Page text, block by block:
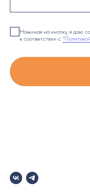
Нажимая на кнопку, я даю
в соответствии с